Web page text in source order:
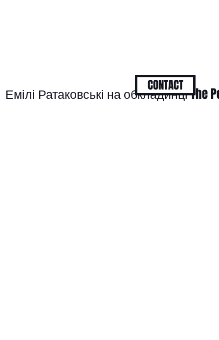
Емілі Ратаковські на обкладинці The
CONTACT